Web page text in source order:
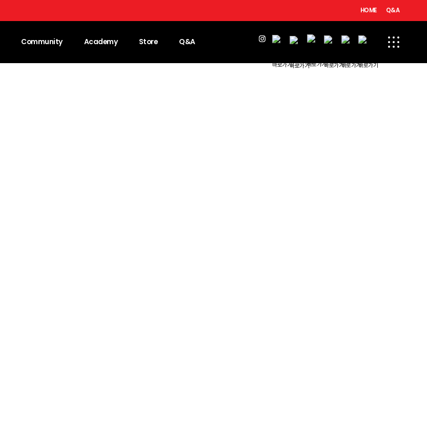
HOME Q&A
Community Academy Store Q&A